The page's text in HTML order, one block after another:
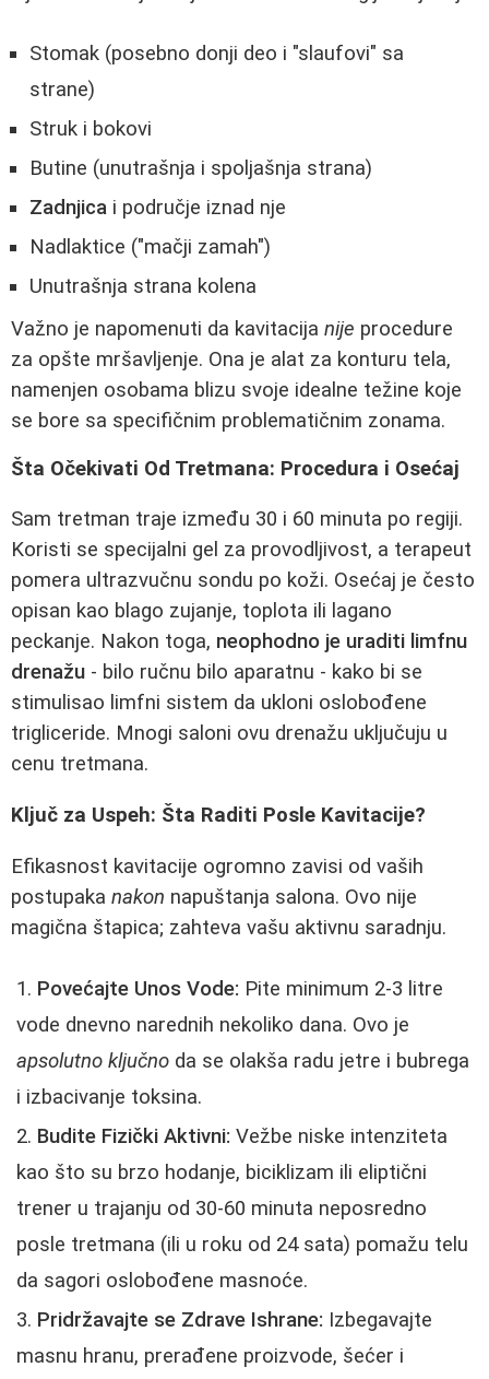
Stomak (posebno donji deo i "slaufovi" sa
strane)
Struk i bokovi
Butine (unutrašnja i spoljašnja strana)
Zadnjica i područje iznad nje
Nadlaktice ("mačji zamah")
Unutrašnja strana kolena
Važno je napomenuti da kavitacija nije procedure
za opšte mršavljenje. Ona je alat za konturu tela,
namenjen osobama blizu svoje idealne težine koje
se bore sa specifičnim problematičnim zonama.
Šta Očekivati Od Tretmana: Procedura i Osećaj
Sam tretman traje između 30 i 60 minuta po regiji.
Koristi se specijalni gel za provodljivost, a terapeut
pomera ultrazvučnu sondu po koži. Osećaj je često
opisan kao blago zujanje, toplota ili lagano
peckanje. Nakon toga, neophodno je uraditi limfnu
drenažu - bilo ručnu bilo aparatnu - kako bi se
stimulisao limfni sistem da ukloni oslobođene
trigliceride. Mnogi saloni ovu drenažu uključuju u
cenu tretmana.
Ključ za Uspeh: Šta Raditi Posle Kavitacije?
Efikasnost kavitacije ogromno zavisi od vaših
postupaka nakon napuštanja salona. Ovo nije
magična štapica; zahteva vašu aktivnu saradnju.
Povećajte Unos Vode: Pite minimum 2-3 litre
vode dnevno narednih nekoliko dana. Ovo je
apsolutno ključno da se olakša radu jetre i bubrega
i izbacivanje toksina.
Budite Fizički Aktivni: Vežbe niske intenziteta
kao što su brzo hodanje, biciklizam ili eliptični
trener u trajanju od 30-60 minuta neposredno
posle tretmana (ili u roku od 24 sata) pomažu telu
da sagori oslobođene masnoće.
Pridržavajte se Zdrave Ishrane: Izbegavajte
masnu hranu, prerađene proizvode, šećer i